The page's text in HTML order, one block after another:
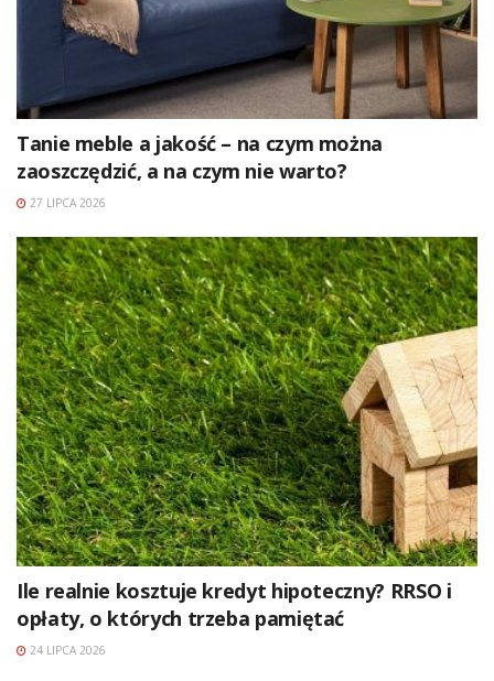
Tanie meble a jakość – na czym można
zaoszczędzić, a na czym nie warto?
27 LIPCA 2026
Ile realnie kosztuje kredyt hipoteczny? RRSO i
opłaty, o których trzeba pamiętać
24 LIPCA 2026